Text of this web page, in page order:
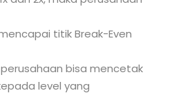
titik Break-Even
bisa mencetak
level yang